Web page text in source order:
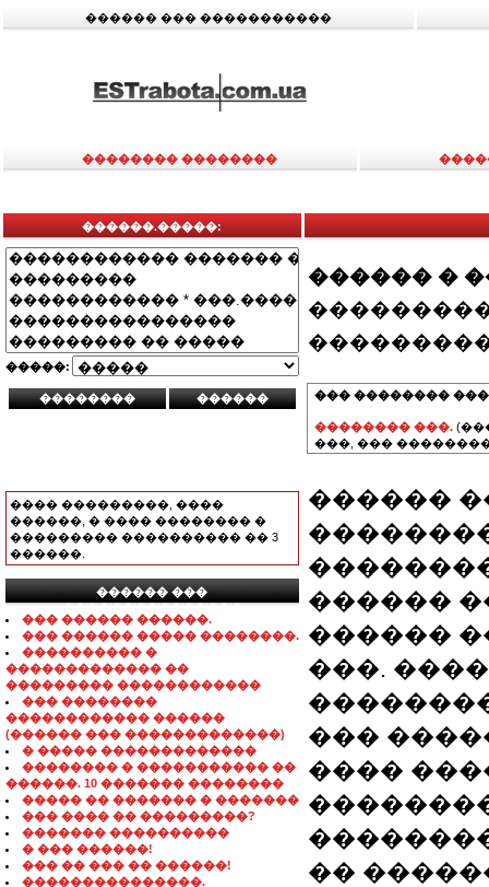
������ ��� �����������
�������� ��������
������.�����:
�����:
���� ���������, ����
������, � ���� �������� �
��������� ���������� �� 3
������.
������ ���
���������������
��� ������ ������.
��� ������ ����� ��������.
���������� �
������������� ��
��������� ������������
��� ��������
������������ ������
(������ ��� �������������)
� ����� �������������
�������� � ����������� ��
������. 10 ������� ��������
����� �� ������� � �������
��� ���� �� ���������?
������� ����������
� ��� ������!
��� �� ��� �� ������!
���������������.
������ �
��� ��������
�������� ���.
���, ���
������
������ ��
������
���.
���
����
��